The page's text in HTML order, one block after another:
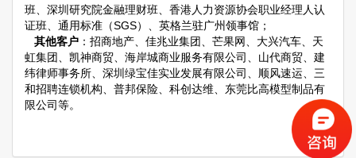
班、深圳研究院金融理财班、香港人力资源协会职业经理人认
证班、通用标准（SGS）、英格兰驻广州领事馆；
其他客户 ：招商地产、佳兆业集团、芒果网、大兴汽车、天
虹集团、凯神商贸、海岸城商业服务有限公司、山代商贸、建
纬律师事务所、深圳绿宝佳实业发展有限公司、顺风速运、三
和招聘连锁机构、普邦保险、科创达维、东莞比高模型制品有
限公司等。